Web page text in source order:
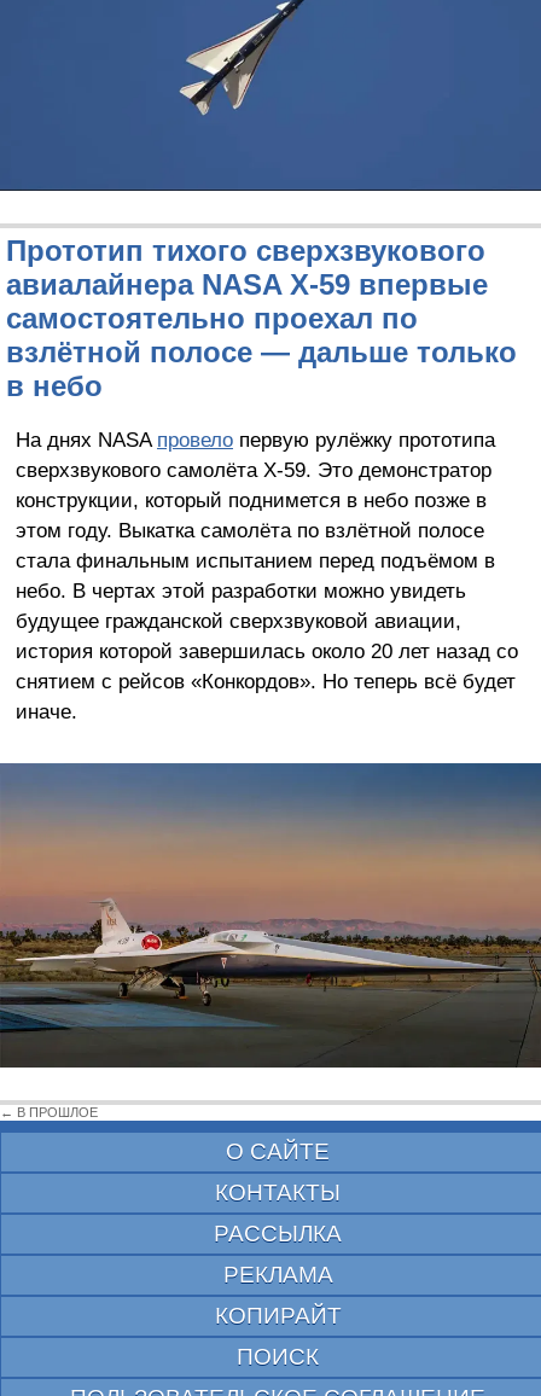
Прототип тихого сверхзвукового
авиалайнера NASA X-59 впервые
самостоятельно проехал по
взлётной полосе — дальше только
в небо
На днях NASA провелопервую рулёжку прототипа
сверхзвукового самолёта X-59. Это демонстратор
конструкции, который поднимется в небо позже в
этом году. Выкатка самолёта по взлётной полосе
стала финальным испытанием перед подъёмом в
небо. В чертах этой разработки можно увидеть
будущее гражданской сверхзвуковой авиации,
история которой завершилась около 20 лет назад со
снятием с рейсов «Конкордов». Но теперь всё будет
иначе.
← В ПРОШЛОЕ
О САЙТЕ
КОНТАКТЫ
РАССЫЛКА
РЕКЛАМА
КОПИРАЙТ
ПОИСК